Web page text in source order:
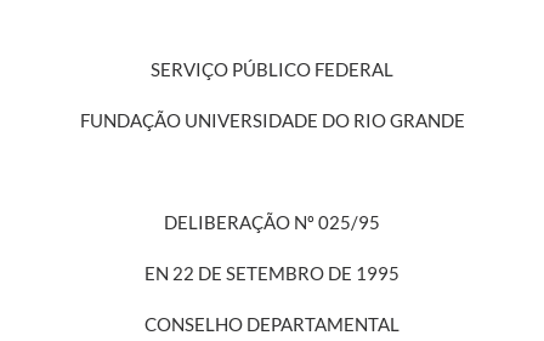
SERVIÇO PÚBLICO FEDERAL
FUNDAÇÃO UNIVERSIDADE DO RIO GRANDE
DELIBERAÇÃO Nº 025/95
EN 22 DE SETEMBRO DE 1995
CONSELHO DEPARTAMENTAL